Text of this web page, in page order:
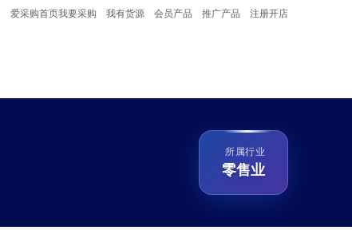
爱采购首页我要采购 我有货源 会员产品 推广产品 注册开店
所属行业
零售业